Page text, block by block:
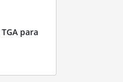
TGA para